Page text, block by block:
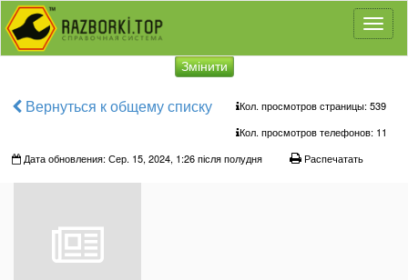
Змінити
Вернуться к общему списку
Кол. просмотров страницы: 539
Кол. просмотров телефонов: 11
Дата обновления: Сер. 15, 2024, 1:26 після полудня
Распечатать